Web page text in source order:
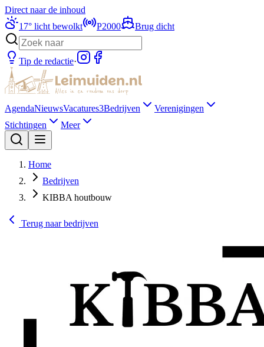
Direct naar de inhoud
17° licht bewolkt P2000 Brug dicht
Tip de redactie·
AgendaNieuwsVacatures3Bedrijven
Verenigingen
Stichtingen
Meer
Home
Bedrijven
KIBBA houtbouw
Terug naarbedrijven